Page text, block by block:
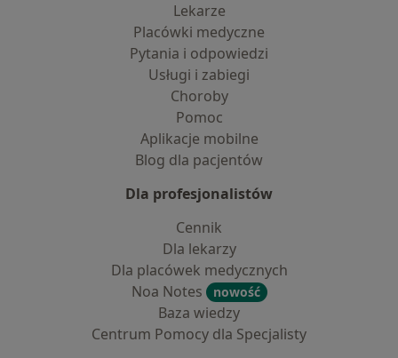
Lekarze
Placówki medyczne
Pytania i odpowiedzi
Usługi i zabiegi
Choroby
Pomoc
Aplikacje mobilne
Blog dla pacjentów
Dla profesjonalistów
Cennik
Dla lekarzy
Dla placówek medycznych
Noa Notes
nowość
Baza wiedzy
Centrum Pomocy dla Specjalisty